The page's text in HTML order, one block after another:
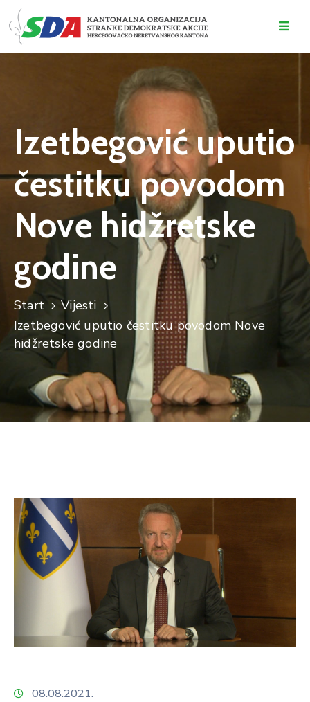
VIJESTI
KONTAKT
Izetbegović uputio
čestitku povodom
Nove hidžretske
godine
Start
Vijesti
Izetbegović uputio čestitku povodom Nove
hidžretske godine
08.08.2021.